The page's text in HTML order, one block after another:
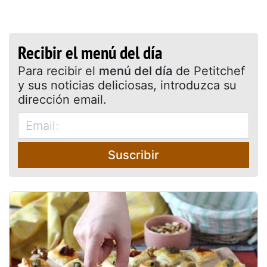
Recibir el menú del día
Para recibir el menú del día de Petitchef
y sus noticias deliciosas, introduzca su
dirección email.
Suscribir